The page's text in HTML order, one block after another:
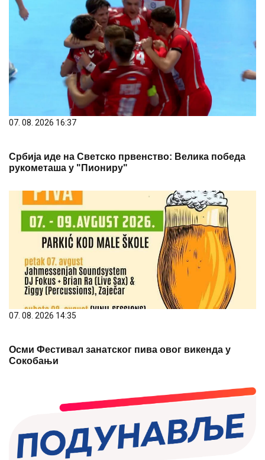
07. 08. 2026 16:37
Србија иде на Светско првенство: Велика победа
рукометаша у "Пиониру"
07. 08. 2026 14:35
Осми Фестивал занатског пива овог викенда у
Сокобањи